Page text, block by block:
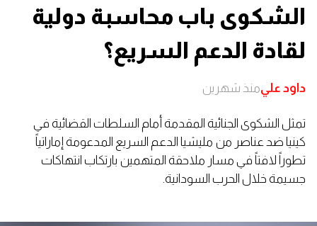
الشكوى باب محاسبة دولية
لقادة الدعم السريع؟
داود عليمنذ شهرين
تمثل الشكوى الجنائية المقدمة أمام السلطات القضائية في
كينيا ضد عناصر من مليشيا الدعم السريع المدعومة إماراتياً
تطوراً لافتاً في مسار ملاحقة المتهمين بارتكاب انتهاكات
جسيمة خلال الحرب السودانية.